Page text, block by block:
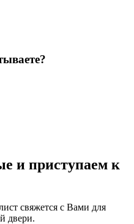
и приступаем к
свяжется с Вами для
двери.